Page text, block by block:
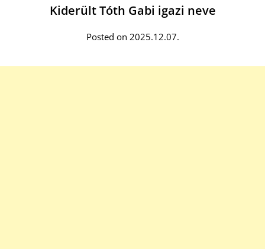
Kiderült Tóth Gabi igazi neve
Posted on 2025.12.07.